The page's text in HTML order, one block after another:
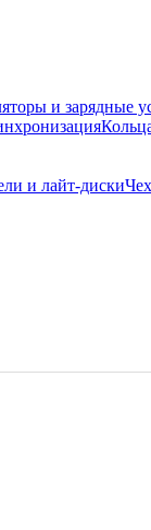
и зарядные
и лайт-диски